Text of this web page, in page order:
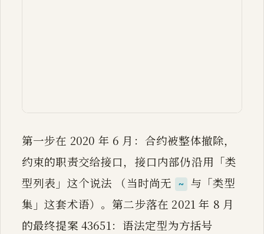
第一步在 2020 年 6 月：合约被整体撤除，
约束的职责交给接口，接口内部仍沿用「类
型列表」这个说法 （当时尚无
~ 与「类型
集」这套术语）。第二步落在 2021 年 8 月
的最终提案 43651：语法定型为方括号